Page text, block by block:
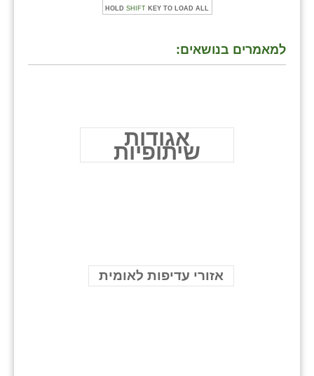
HOLD SHIFT KEY TO LOAD ALL
למאמרים בנושאים:
אגודות
שיתופיות
אזורי עדיפות לאומית